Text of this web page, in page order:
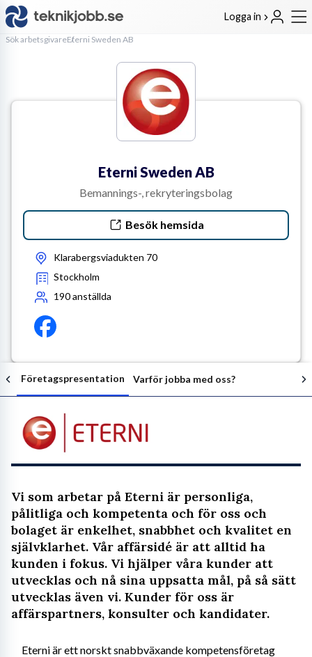
Logga in
Sök arbetsgivareEterni Sweden AB
Eterni Sweden AB
Bemannings-, rekryteringsbolag
Besök hemsida
Klarabergsviadukten 70
Stockholm
190anställda
Företagspresentation Varför jobba med oss?
Vi som arbetar på Eterni är personliga,
pålitliga och kompetenta och för oss och
bolaget är enkelhet, snabbhet och kvalitet en
självklarhet. Vår affärsidé är att alltid ha
kunden i fokus. Vi hjälper våra kunder att
utvecklas och nå sina uppsatta mål, på så sätt
utvecklas även vi. Kunder för oss är
affärspartners, konsulter och kandidater.
Eterni är ett norskt snabbväxande kompetensföretag